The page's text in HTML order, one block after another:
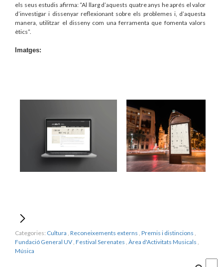
els seus estudis afirma: “Al llarg d’aquests quatre anys he aprés el valor
d’investigar i dissenyar reflexionant sobre els problemes i, d’aquesta
manera, utilitzar el disseny com una ferramenta que fomenta valors
ètics”.
Imatges:
Categories: Cultura Reconeixements externs Premis i distincions
Fundació General UV Festival Serenates Àrea d'Activitats Musicals
Música